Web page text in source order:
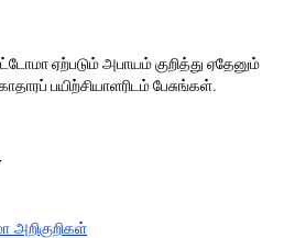
ஏற்படும் அபாயம் குறித்து ஏதேனும்
பயிற்சியாளரிடம் பேசுங்கள்.